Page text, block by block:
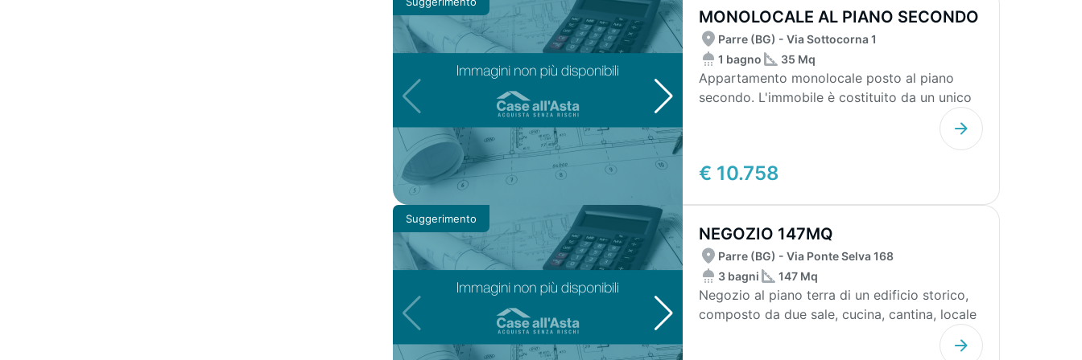
MONOLOCALE AL PIANO SECONDO
€ 10.758
Parre (BG) - Via Sottocorna 1
1 bagno
35 Mq
Appartamento monolocale posto al piano
secondo. L'immobile è costituito da un unico
Suggerimento
NEGOZIO 147MQ
Parre (BG) - Via Ponte Selva 168
3 bagni
147 Mq
Negozio al piano terra di un edificio storico,
composto da due sale, cucina, cantina, locale